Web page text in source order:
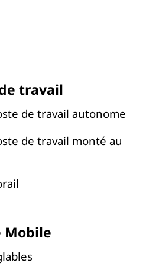
travail
de travail autonome
de travail monté au
Mobile